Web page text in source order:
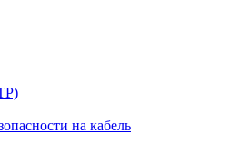
на кабель